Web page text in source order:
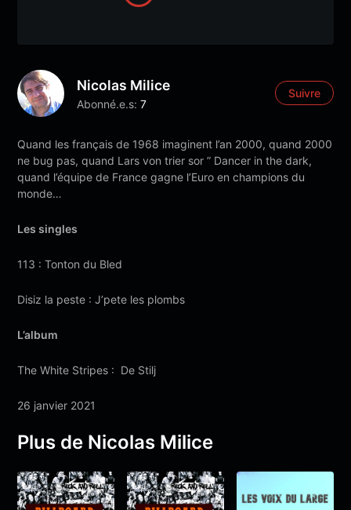
Nicolas Milice
Abonné.e.s: 7
Suivre
Quand les français de 1968 imaginent l’an 2000, quand 2000
ne bug pas, quand Lars von trier sor ” Dancer in the dark,
quand l’équipe de France gagne l’Euro en champions du
monde…
Les singles
113 : Tonton du Bled
Disiz la peste : J’pete les plombs
L’album
The White Stripes : De Stilj
26 janvier 2021
Plus de Nicolas Milice